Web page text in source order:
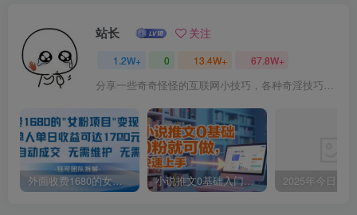
站长 关注
1.2W+ 0 13.4W+ 67.8W+
分享一些奇奇怪怪的互联网小技巧，各种奇淫技巧都在本站。
外面收费1680的女粉项目变现，单人单日收益可达1.7k，全自动成交无需维护 小说推文0基础入门教程，0粉就可做，快速上手